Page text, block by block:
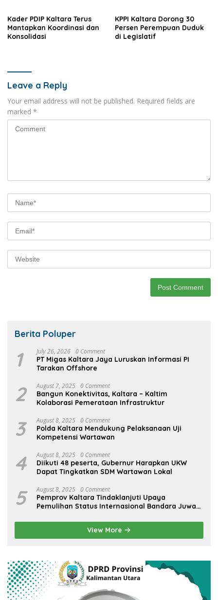
Kader PDIP Kaltara Terus
Mantapkan Koordinasi dan
Konsolidasi
KPPI Kaltara Dorong 30
Persen Perempuan Duduk
di Legislatif
Leave a Reply
Your email address will not be published. Required fields are
marked *
Berita Poluper
1 July 26, 2026 0 Comment
PT Migas Kaltara Jaya Luruskan Informasi PI
Tarakan Offshore
2 August 7, 2025 0 Comment
Bangun Konektivitas, Kaltara – Kaltim
Kolaborasi Pemerataan Infrastruktur
3 August 8, 2025 0 Comment
Polda Kaltara Mendukung Pelaksanaan Uji
Kompetensi Wartawan
4 August 8, 2025 0 Comment
Diikuti 48 peserta, Gubernur Harapkan UKW
Dapat Tingkatkan SDM Wartawan Lokal
5 August 8, 2025 0 Comment
Pemprov Kaltara Tindaklanjuti Upaya
Pemulihan Status Internasional Bandara Juwata
View More